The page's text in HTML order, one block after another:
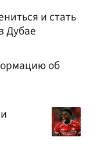
и стать
Дубае
об